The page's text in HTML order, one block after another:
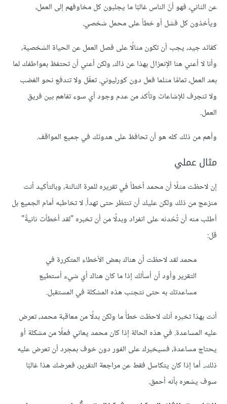
عن الثاني، فهو أنّ الناس غالبًا ما يجلبون كل مخاوفهم إلى العمل،
ويأخذون كل فشل أو خطأ على محمل شخصي.
كقائد جيد، يجب أن تكون مثالًا على فصل العمل عن الحياة الشخصية،
وأنا لا أعني هنا الإنعزال بهذا عن ذاك، ولكن أعني أن تحتفظ بعواطفك لما
بعد العمل، تمامًا مثلما فعل دون كورليوني. تعقّل ولا تندفع نحو الغضب
ولا تنجرف للإشاعات وتأكد من عدم وجود أي سوء تفاهم بين فريق
العمل.
وأهم من ذلك كله هو أن تحافظ على هدوئك في جميع المواقف.
مثال عملي
إن لاحظت مثلًا أن محمد أخطأ في تقريره للمرة الثالثة، وبالتأكيد أنت
منزعج من ذلك ولكن عليك أن تنتظر حتى تهدأ. لا تخاطبه أمام الجميع بل
أطلب منه أن تُحّدثه على انفراد وبدلًا من أن تخبره "لقد أخطأت ثانيةً"
قل:
محمد لقد لاحظت أن هناك بعض الأخطاء المتكررة في
التقرير وأود أن أسألك إذا ما كان هناك أي شيء أستطيع
مساعدتك به حتى نتجنب هذه المشكلة في المستقبل.
أنت بهذا تخبره أنك لاحظت خطأً ما ولكن بدلًا من معاقبة محمد، تعرض
عليه المساعدة. في هذه الحالة إذا كان محمد يعاني فعلًا من مشكلة أو
يحتاج مساعدة، فسيخبرك على الفور دون خوف بمجرد أن تعرض عليه
ذلك،. أما إذا كان يتكاسل فقط عن مراجعة التقرير، فعرضك هذا غالبًا
سوف يشعره بأنه أحمق.